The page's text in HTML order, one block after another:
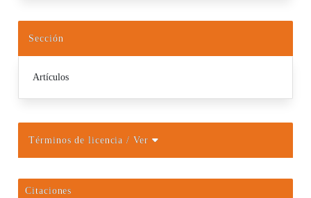
Sección
Artículos
Términos de licencia/ Ver
Citaciones